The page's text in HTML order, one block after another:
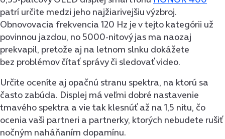
patrí určite medzi jeho najžiarivejšiu výzbroj.
Obnovovacia frekvencia 120 Hz je v tejto kategórii už
povinnou jazdou, no 5000-nitový jas ma naozaj
prekvapil, pretože aj na letnom slnku dokážete
bez problémov čítať správy či sledovať video.
Určite oceníte aj opačnú stranu spektra, na ktorú sa
často zabúda. Displej má veľmi dobré nastavenie
tmavého spektra a vie tak klesnúť až na 1,5 nitu, čo
ocenia vaši partneri a partnerky, ktorých nebudete rušiť
nočným naháňaním dopamínu.